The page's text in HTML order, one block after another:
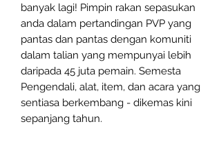
banyak lagi! Pimpin rakan sepasukan
anda dalam pertandingan PVP yang
pantas dan pantas dengan komuniti
dalam talian yang mempunyai lebih
daripada 45 juta pemain. Semesta
Pengendali, alat, item, dan acara yang
sentiasa berkembang - dikemas kini
sepanjang tahun.